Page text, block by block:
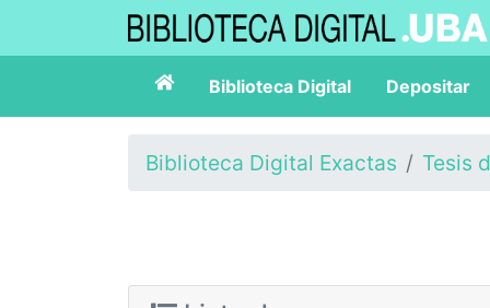
Biblioteca Digital Depositar
Biblioteca Digital Exactas Tesis